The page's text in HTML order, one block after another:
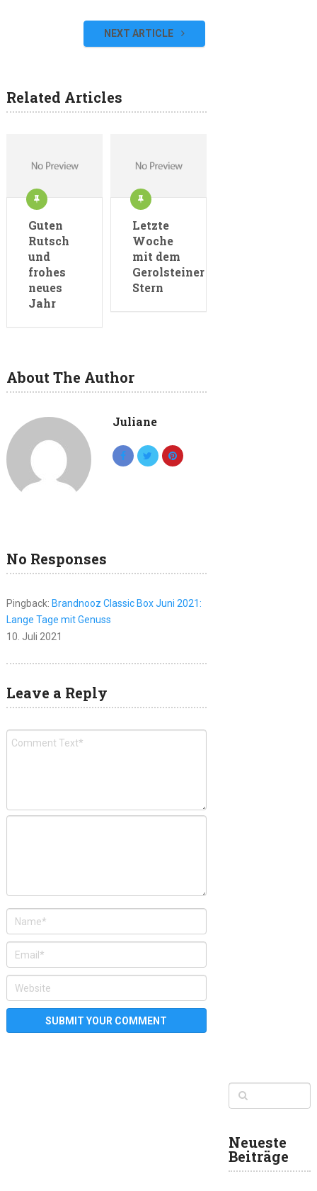
NEXT ARTICLE
Related Articles
Guten
Rutsch
und
frohes
neues
Jahr
Letzte
Woche
mit dem
Gerolsteiner
Stern
About The Author
Juliane
No Responses
Pingback: Brandnooz Classic Box Juni 2021:
Lange Tage mit Genuss
10. Juli 2021
Leave a Reply
Neueste
Beiträge